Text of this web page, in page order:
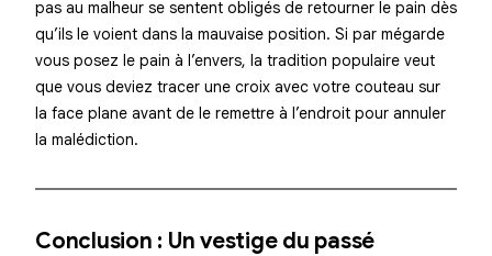
pas au malheur se sentent obligés de retourner le pain dès
qu’ils le voient dans la mauvaise position. Si par mégarde
vous posez le pain à l’envers, la tradition populaire veut
que vous deviez tracer une croix avec votre couteau sur
la face plane avant de le remettre à l’endroit pour annuler
la malédiction.
Conclusion : Un vestige du passé